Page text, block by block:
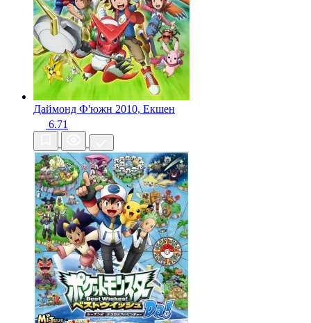
Даймонд Ф'южн 2010, Екшен
6.71